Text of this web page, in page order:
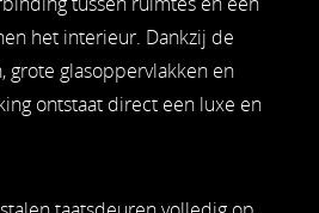
het interieur. Dankzij de
grote glasoppervlakken en
ontstaat direct een luxe en